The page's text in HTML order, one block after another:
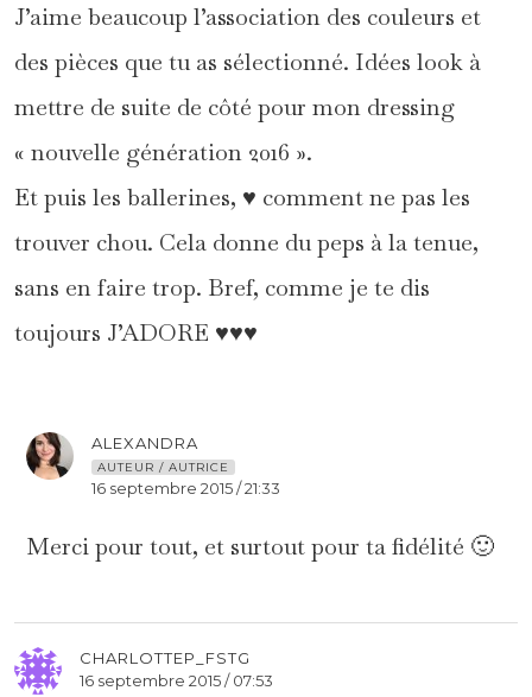
J’aime beaucoup l’association des couleurs et
des pièces que tu as sélectionné. Idées look à
mettre de suite de côté pour mon dressing
« nouvelle génération 2016 ».
Et puis les ballerines, ♥ comment ne pas les
trouver chou. Cela donne du peps à la tenue,
sans en faire trop. Bref, comme je te dis
toujours J’ADORE ♥♥♥
ALEXANDRA
AUTEUR / AUTRICE
16 septembre 2015 / 21:33
Merci pour tout, et surtout pour ta fidélité 🙂
CHARLOTTEP_FSTG
16 septembre 2015 / 07:53